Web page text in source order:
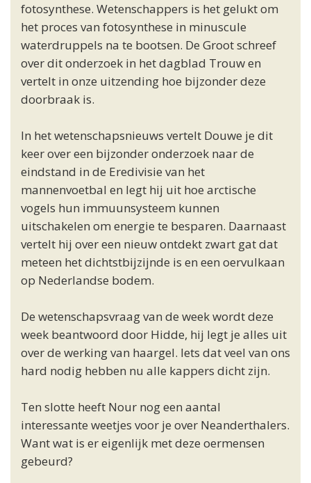
fotosynthese. Wetenschappers is het gelukt om
het proces van fotosynthese in minuscule
waterdruppels na te bootsen. De Groot schreef
over dit onderzoek in het dagblad Trouw en
vertelt in onze uitzending hoe bijzonder deze
doorbraak is.
In het wetenschapsnieuws vertelt Douwe je dit
keer over een bijzonder onderzoek naar de
eindstand in de Eredivisie van het
mannenvoetbal en legt hij uit hoe arctische
vogels hun immuunsysteem kunnen
uitschakelen om energie te besparen. Daarnaast
vertelt hij over een nieuw ontdekt zwart gat dat
meteen het dichtstbijzijnde is en een oervulkaan
op Nederlandse bodem.
De wetenschapsvraag van de week wordt deze
week beantwoord door Hidde, hij legt je alles uit
over de werking van haargel. Iets dat veel van ons
hard nodig hebben nu alle kappers dicht zijn.
Ten slotte heeft Nour nog een aantal
interessante weetjes voor je over Neanderthalers.
Want wat is er eigenlijk met deze oermensen
gebeurd?